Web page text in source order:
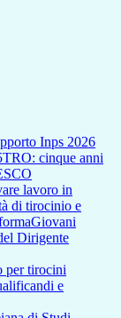
Inps 2026
cinque anni
lavoro in
di tirocinio e
Dirigente
per tirocini
e